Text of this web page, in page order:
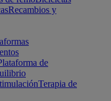
Recambios y
de
Terapia de